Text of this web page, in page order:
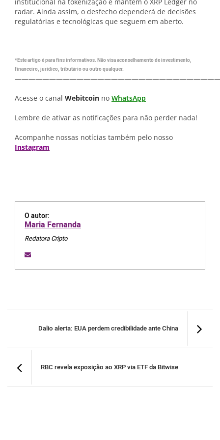
radar. Ainda assim, o desfecho dependerá de decisões
regulatórias e tecnológicas que seguem em aberto.
*Este artigo é para fins informativos. Não visa aconselhamento de investimento,
financeiro, jurídico, tributário ou outro qualquer.
Acesse o canal Webitcoin no WhatsApp
Lembre de ativar as notificações para não perder nada!
Acompanhe nossas notícias também pelo nosso
Instagram
O autor:
Maria Fernanda
Redatora Cripto
Dalio alerta: EUA perdem credibilidade ante China
RBC revela exposição ao XRP via ETF da Bitwise